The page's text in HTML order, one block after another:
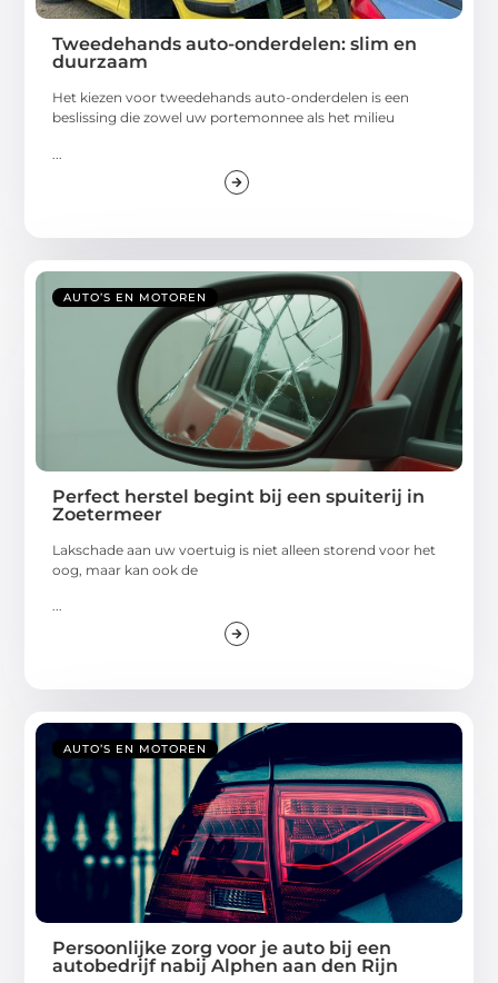
Tweedehands auto-onderdelen: slim en
duurzaam
Het kiezen voor tweedehands auto-onderdelen is een
beslissing die zowel uw portemonnee als het milieu
AUTO’S EN MOTOREN
Perfect herstel begint bij een spuiterij in
Zoetermeer
Lakschade aan uw voertuig is niet alleen storend voor het
oog, maar kan ook de
AUTO’S EN MOTOREN
Persoonlijke zorg voor je auto bij een
autobedrijf nabij Alphen aan den Rijn